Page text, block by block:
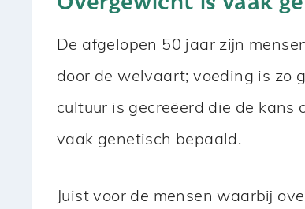
De afgelopen 50 jaar zijn
door de welvaart; voeding is zo
cultuur is gecreëerd die de kans
vaak genetisch bepaald.
Juist voor de mensen waarbij